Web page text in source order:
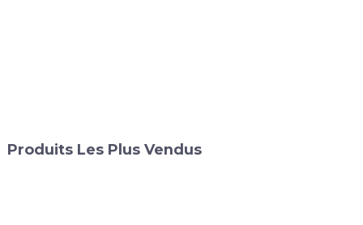
Produits Les Plus Vendus